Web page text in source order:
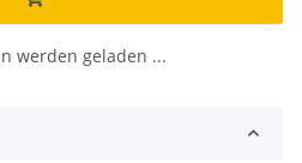
werden geladen ...